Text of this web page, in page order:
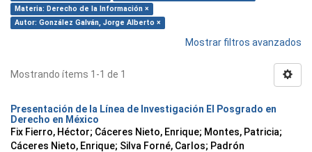
Materia: Derecho de la Información ×
Autor: González Galván, Jorge Alberto ×
Mostrar filtros avanzados
Mostrando ítems 1-1 de 1
Presentación de la Línea de Investigación El Posgrado en
Derecho en México
Fix Fierro, Héctor; Cáceres Nieto, Enrique; Montes, Patricia;
Cáceres Nieto, Enrique; Silva Forné, Carlos; Padrón